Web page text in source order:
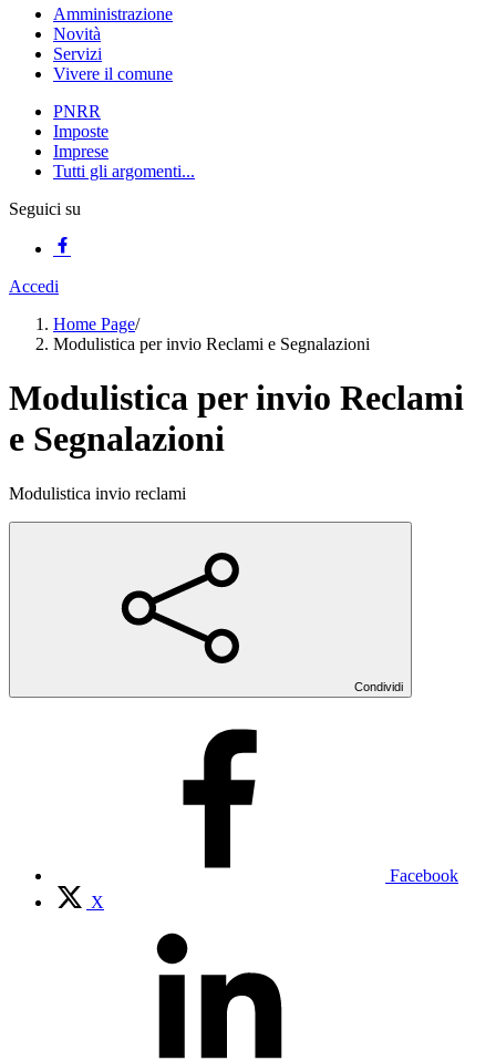
Amministrazione
Novità
Servizi
Vivere il comune
PNRR
Imposte
Imprese
Tutti gli argomenti...
Seguici su
Accedi
Home Page/
Modulistica per invio Reclami e Segnalazioni
Modulistica per invio Reclami
e Segnalazioni
Modulistica invio reclami
Condividi
Facebook
X